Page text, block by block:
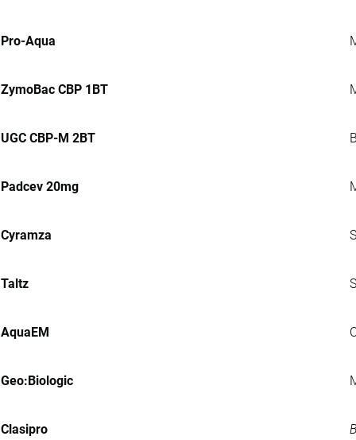
Pro-Aqua
ZymoBac CBP 1BT
UGC CBP-M 2BT
Padcev 20mg
Cyramza
Taltz
AquaEM
Geo:Biologic
Clasipro